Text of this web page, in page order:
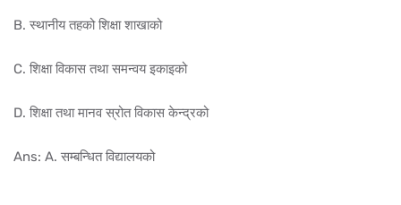
B. स्थानीय तहको शिक्षा शाखाको
C. शिक्षा विकास तथा समन्वय इकाइको
D. शिक्षा तथा मानव स्रोत विकास केन्द्रको
Ans: A. सम्बन्धित विद्यालयको